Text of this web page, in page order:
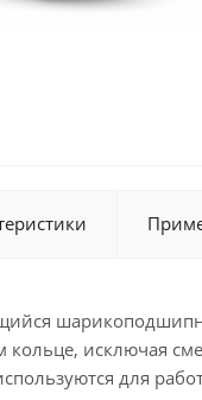
кольце, исключая
для